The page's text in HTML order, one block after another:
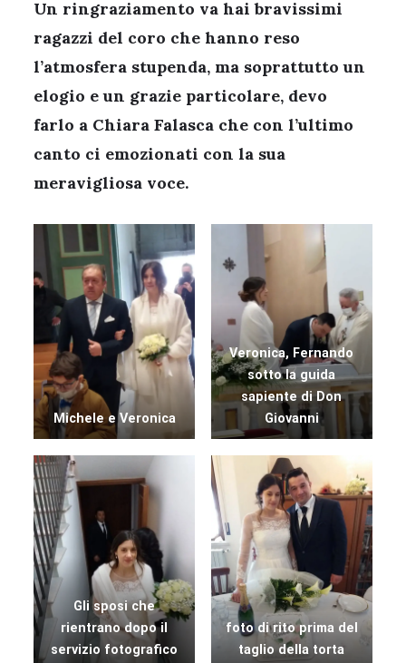
Un ringraziamento va hai bravissimi
ragazzi del coro che hanno reso
l’atmosfera stupenda, ma soprattutto un
elogio e un grazie particolare, devo
farlo a Chiara Falasca che con l’ultimo
canto ci emozionati con la sua
meravigliosa voce.
Michele e Veronica
Veronica, Fernando
sotto la guida
sapiente di Don
Giovanni
Gli sposi che
rientrano dopo il
servizio fotografico
foto di rito prima del
taglio della torta